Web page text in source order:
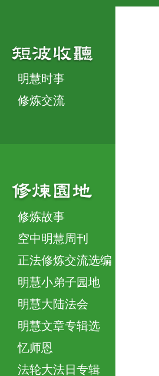
明慧时事
修炼交流
修炼故事
空中明慧周刊
正法修炼交流选编
明慧小弟子园地
明慧大陆法会
明慧文章专辑选
忆师恩
法轮大法日专辑